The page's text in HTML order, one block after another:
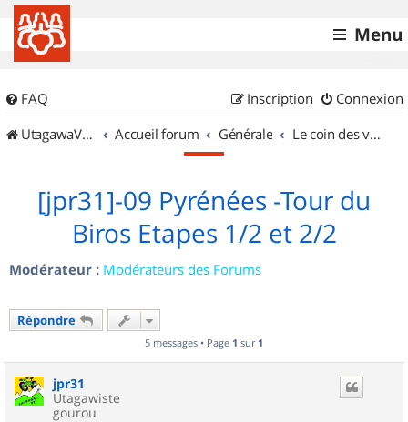
Menu
FAQ Connexion
Inscription
UtagawaVTT (Randos VTT et VTTAE avec traces GPS)
Accueil forum Générale Le coin des vidéastes
[jpr31]-09 Pyrénées -Tour du
Biros Etapes 1/2 et 2/2
Modérateur : Modérateurs des Forums
Répondre
5 messages • Page 1 sur 1
jpr31
Utagawiste
gourou